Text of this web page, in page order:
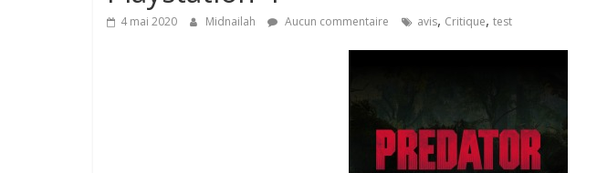
4 mai 2020 Midnailah Aucun commentaire avis, Critique, test